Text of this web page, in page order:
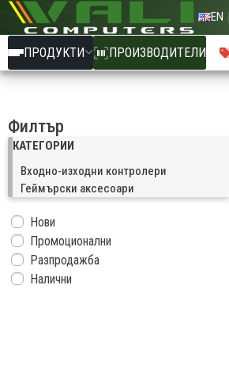
EN
ПРОДУКТИ ПРОИЗВОДИТЕЛИ
Филтър
КАТЕГОРИИ
Входно-изходни контролери
Геймърски аксесоари
Нови
Промоционални
Разпродажба
Налични